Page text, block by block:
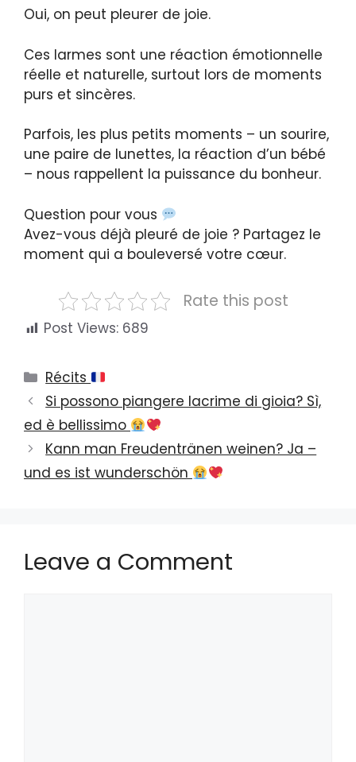
Oui, on peut pleurer de joie.
Ces larmes sont une réaction émotionnelle
réelle et naturelle, surtout lors de moments
purs et sincères.
Parfois, les plus petits moments – un sourire,
une paire de lunettes, la réaction d’un bébé
– nous rappellent la puissance du bonheur.
Question pour vous
Avez-vous déjà pleuré de joie ? Partagez le
moment qui a bouleversé votre cœur.
Rate this post
Post Views: 689
Categories
Récits
Si possono piangere lacrime di gioia? Sì,
ed è bellissimo
Kann man Freudentränen weinen? Ja –
und es ist wunderschön
Leave a Comment